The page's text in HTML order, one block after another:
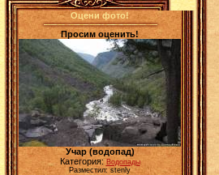
Оцени фото!
Просим оценить!
Учар (водопад)
Категория:Водопады
Разместил: stenly